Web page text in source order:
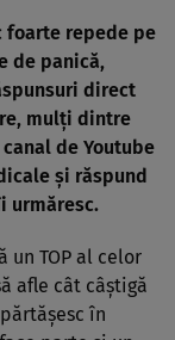
foarte repede pe
de panică,
direct
mulţi dintre
de Youtube
şi răspund
urmăresc.
un TOP al celor
afle cât câştigă
în